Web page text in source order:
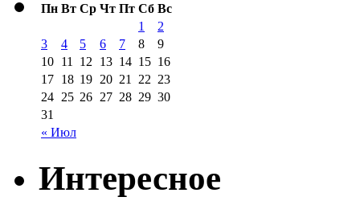
Пн Вт Ср Чт Пт Сб Вс
« Июл
1
2
3
4 5 6 7 8
9
10 11 12 13 14 15 16
17 18 19 20 21 22 23
24 25 26 27 28 29 30
31
Интересное